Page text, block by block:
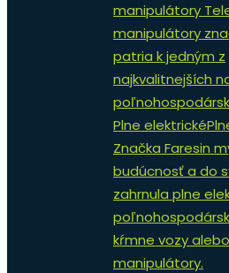
manipulátory
manipulátory
patria k jedným z
najkvalitnejších
Plne elektrické
Značka Faresin
budúcnosť a do
zahrnula plne
kŕmne vozy
manipulátory.